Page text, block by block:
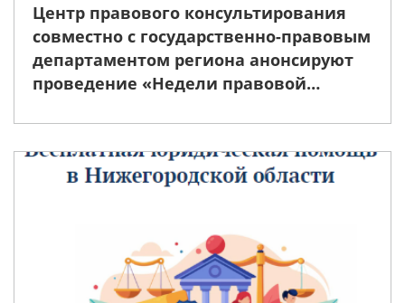
Центр правового консультирования
совместно с государственно-правовым
департаментом региона анонсируют
проведение «Недели правовой
семьи, любви и верности